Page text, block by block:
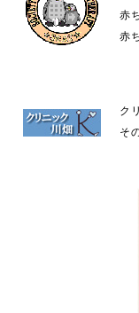
＜川畑医師＞
7月30日（木）
2026年8月24日（
ご迷惑をおかけしま
赤
赤
ク
そ